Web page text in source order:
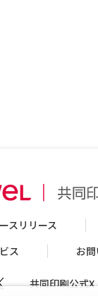
スリリース
ス
お
共同印刷公式X